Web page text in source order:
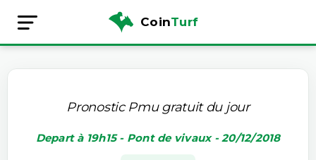
CoinTurf
Pronostic Pmu gratuit du jour
Depart à 19h15 - Pont de vivaux - 20/12/2018